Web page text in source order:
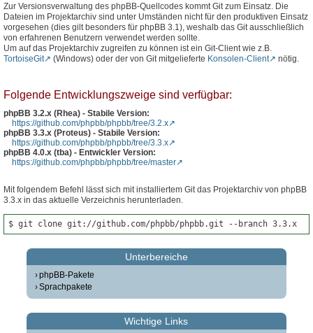
Zur Versionsverwaltung des phpBB-Quellcodes kommt Git zum Einsatz. Die
Dateien im Projektarchiv sind unter Umständen nicht für den produktiven Einsatz
vorgesehen (dies gilt besonders für phpBB 3.1), weshalb das Git ausschließlich
von erfahrenen Benutzern verwendet werden sollte.
Um auf das Projektarchiv zugreifen zu können ist ein Git-Client wie z.B.
TortoiseGit
(Windows) oder der von Git mitgelieferte Konsolen-Client nötig.
Folgende Entwicklungszweige sind verfügbar:
phpBB 3.2.x (Rhea) - Stabile Version:
https://github.com/phpbb/phpbb/tree/3.2.x
phpBB 3.3.x (Proteus) - Stabile Version:
https://github.com/phpbb/phpbb/tree/3.3.x
phpBB 4.0.x (tba) - Entwickler Version:
https://github.com/phpbb/phpbb/tree/master
Mit folgendem Befehl lässt sich mit installiertem Git das Projektarchiv von phpBB
3.3.x in das aktuelle Verzeichnis herunterladen.
$ git clone git://github.com/phpbb/phpbb.git --branch 3.3.x
Unterbereiche
phpBB-Pakete
Sprachpakete
Wichtige Links